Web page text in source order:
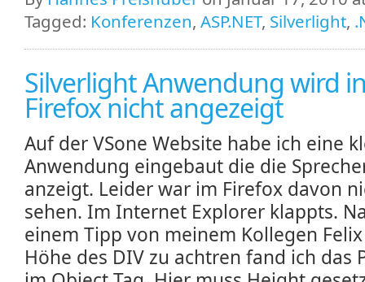
Tagged: Konferenzen, ASP.NET, Silverlight,
Silverlight Anwendung wird
Firefox nicht angezeigt
Auf der VSone Website habe ich eine
Anwendung eingebaut die die
anzeigt. Leider war im Firefox davon
sehen. Im Internet Explorer klappts.
einem Tipp von meinem Kollegen
Höhe des DIV zu achtren fand ich das